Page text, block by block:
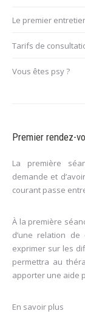
Le premier
Tarifs de
Vous êtes psy ?
Premier rendez-
La première
demande et
courant passe
À la première
d’une relation
exprimer sur les
permettra au
apporter une aide
En savoir plus